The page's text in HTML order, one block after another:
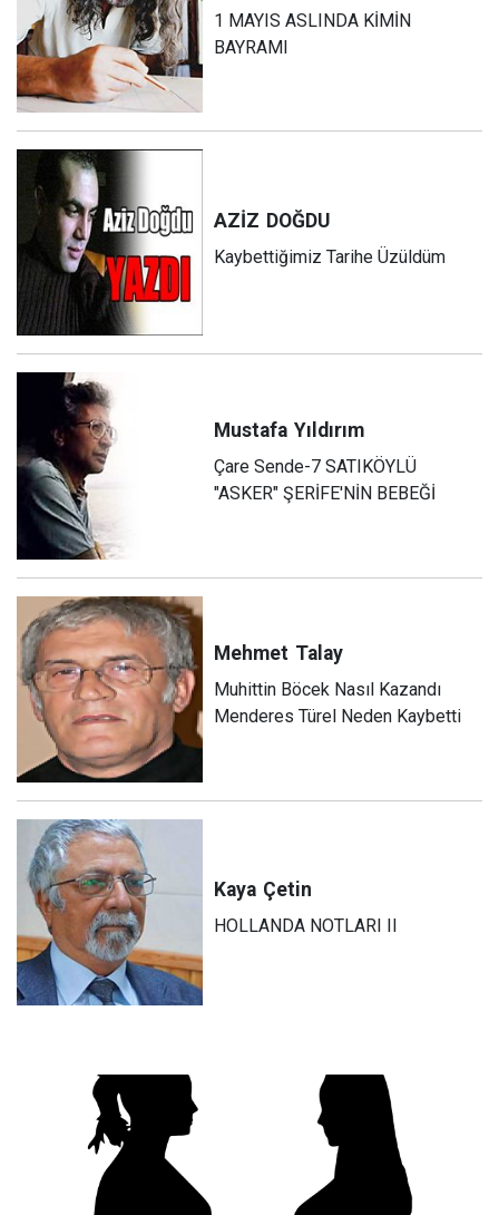
1 MAYIS ASLINDA KİMİN
BAYRAMI
AZİZ DOĞDU
Kaybettiğimiz Tarihe Üzüldüm
Mustafa Yıldırım
Çare Sende-7 SATIKÖYLÜ
"ASKER" ŞERİFE'NİN BEBEĞİ
Mehmet Talay
Muhittin Böcek Nasıl Kazandı
Menderes Türel Neden Kaybetti
Kaya Çetin
HOLLANDA NOTLARI II